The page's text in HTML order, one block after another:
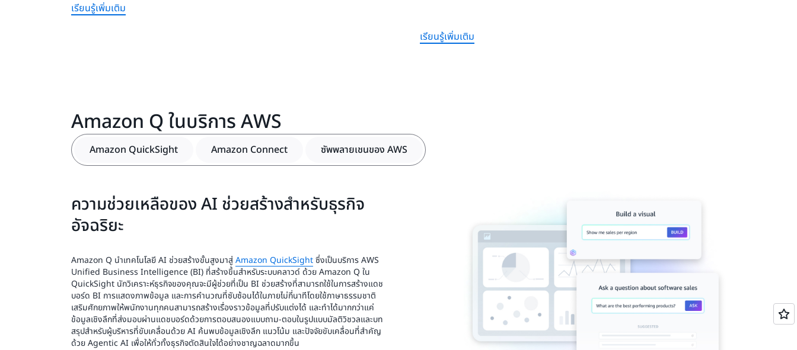
เรียนรู้เพิ่มเติม
เรียนรู้เพิ่มเติม
Amazon Q ในบริการ AWS
Amazon QuickSight Amazon Connect ซัพพลายเชนของ AWS
ความช่วยเหลือของ AI ช่วยสร้างสำหรับธุรกิจ
อัจฉริยะ
Amazon Q นำเทคโนโลยี AI ช่วยสร้างขั้นสูงมาสู่Amazon QuickSightซึ่งเป็นบริการ AWS
Unified Business Intelligence (BI) ที่สร้างขึ้นสำหรับระบบคลาวด์ ด้วย Amazon Q ใน
QuickSight นักวิเคราะห์ธุรกิจของคุณจะมีผู้ช่วยที่เป็น BI ช่วยสร้างที่สามารถใช้ในการสร้างแดช
บอร์ด BI การแสดงภาพข้อมูล และการคำนวณที่ซับซ้อนได้ในภายไม่กี่นาทีโดยใช้ภาษาธรรมชาติ
เสริมศักยภาพให้พนักงานทุกคนสามารถสร้างเรื่องราวข้อมูลที่ปรับแต่งได้ และทำได้มากกว่าแค่
ข้อมูลเชิงลึกที่ส่งมอบผ่านแดชบอร์ดด้วยการตอบสนองแบบถาม-ตอบในรูปแบบมัลติวิชวลและบท
สรุปสำหรับผู้บริหารที่ขับเคลื่อนด้วย AI ค้นพบข้อมูลเชิงลึก แนวโน้ม และปัจจัยขับเคลื่อนที่สำคัญ
ด้วย Agentic AI เพื่อให้ทั่วทั้งธุรกิจตัดสินใจได้อย่างชาญฉลาดมากขึ้น